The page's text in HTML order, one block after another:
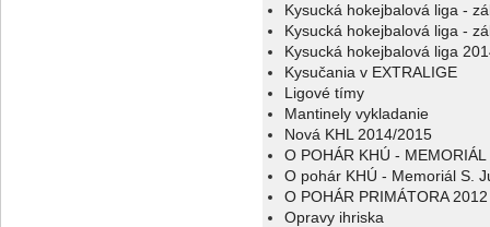
Kysucká hokejbalová liga -
Kysucká hokejbalová liga -
Kysucká hokejbalová liga
Kysučania v EXTRALIGE
Ligové tímy
Mantinely vykladanie
Nová KHL 2014/2015
O POHÁR KHÚ - MEMORIÁL
O pohár KHÚ - Memoriál S.
O POHÁR PRIMÁTORA 2012
Opravy ihriska